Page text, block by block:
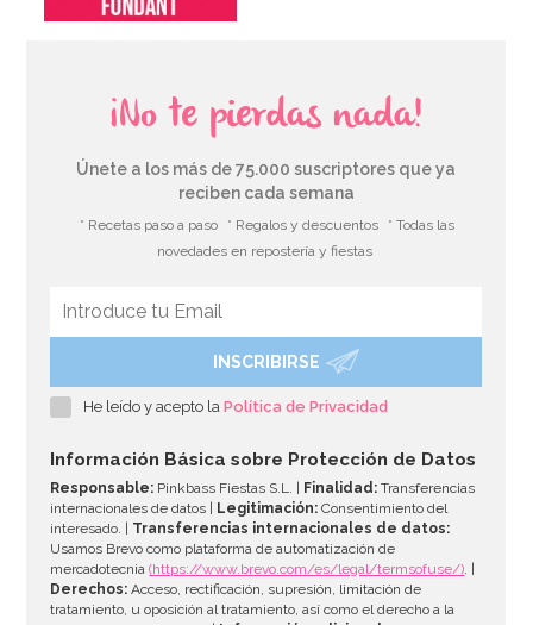
¡No te pierdas nada!
Únete a los más de 75.000 suscriptores que ya
reciben cada semana
* Recetas paso a paso * Regalos y descuentos
* Todas las
novedades en repostería y fiestas
INSCRIBIRSE
He leído y acepto laPolítica de Privacidad
Información Básica sobre Protección de Datos
Responsable: Pinkbass Fiestas S.L. | Finalidad: Transferencias
internacionales de datos |
Legitimación: Consentimiento del
interesado. | Transferencias internacionales de datos:
Usamos Brevo como plataforma de automatización de
mercadotecnia(https://www.brevo.com/es/legal/termsofuse/). |
Derechos: Acceso, rectificación, supresión, limitación de
tratamiento, u oposición al tratamiento, así como el derecho a la